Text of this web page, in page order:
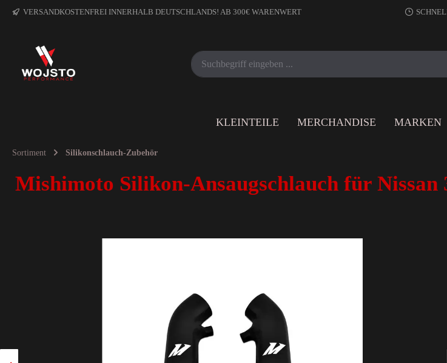
VERSANDKOSTENFREI INNERHALB DEUTSCHLANDS! AB 300€ WARENWERT
KLEINTEILE MERCHANDISE MARKEN
Sortiment Silikonschlauch-Zubehör
Mishimoto Silikon-Ansaugschlauch für Nissan